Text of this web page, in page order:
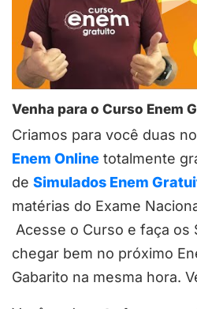
Venha para o Curso Enem
Criamos para você duas
Enem Online totalmente
de Simulados Enem
matérias do Exame
Acesse o Curso e faça os
chegar bem no próximo
Gabarito na mesma hora.